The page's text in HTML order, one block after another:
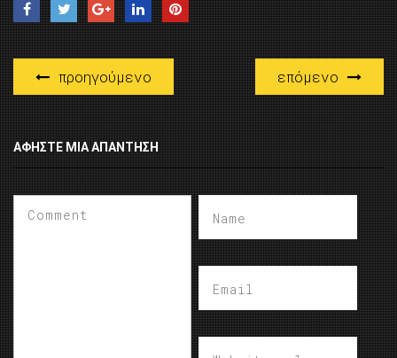
προηγούμενο επόμενο
ΑΦΉΣΤΕ ΜΙΑ ΑΠΆΝΤΗΣΗ